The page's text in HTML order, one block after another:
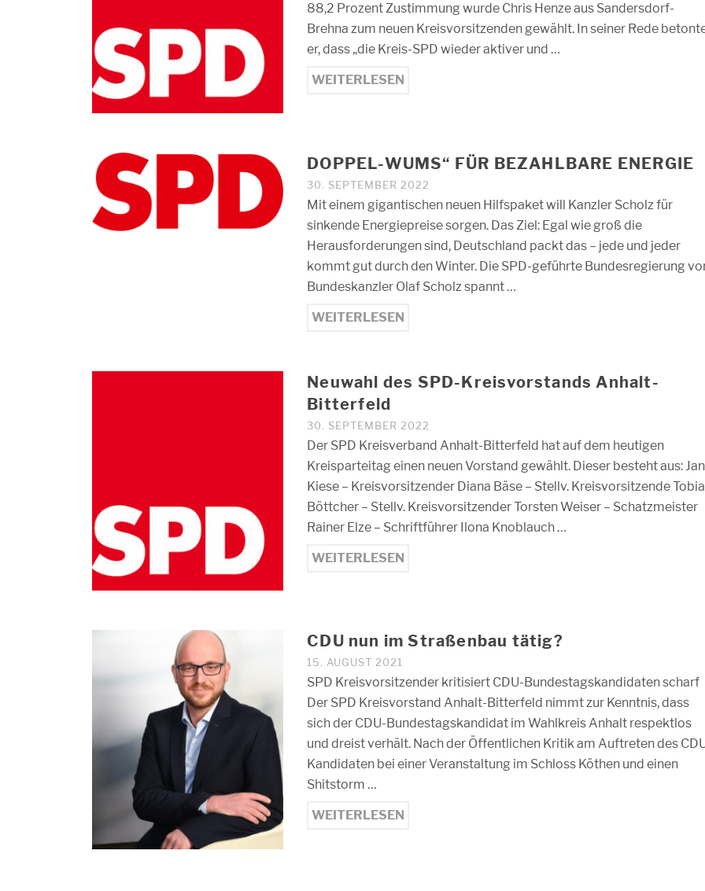
88,2 Prozent Zustimmung wurde Chris Henze aus Sandersdorf-
Brehna zum neuen Kreisvorsitzenden gewählt. In seiner Rede
er, dass „die Kreis-SPD wieder aktiver und …
WEITERLESEN
DOPPEL-WUMS“ FÜR BEZAHLBARE ENERGIE
30. SEPTEMBER 2022
Mit einem gigantischen neuen Hilfspaket will Kanzler Scholz für
sinkende Energiepreise sorgen. Das Ziel: Egal wie groß die
Herausforderungen sind, Deutschland packt das – jede und jeder
kommt gut durch den Winter. Die SPD-geführte Bundesregierung
Bundeskanzler Olaf Scholz spannt …
WEITERLESEN
Neuwahl des SPD-Kreisvorstands Anhalt-
Bitterfeld
30. SEPTEMBER 2022
Der SPD Kreisverband Anhalt-Bitterfeld hat auf dem heutigen
Kreisparteitag einen neuen Vorstand gewählt. Dieser besteht aus: Jan
Kiese – Kreisvorsitzender Diana Bäse – Stellv. Kreisvorsitzende
Böttcher – Stellv. Kreisvorsitzender Torsten Weiser – Schatzmeister
Rainer Elze – Schriftführer Ilona Knoblauch …
WEITERLESEN
CDU nun im Straßenbau tätig?
15. AUGUST 2021
SPD Kreisvorsitzender kritisiert CDU-Bundestagskandidaten scharf
Der SPD Kreisvorstand Anhalt-Bitterfeld nimmt zur Kenntnis, dass
sich der CDU-Bundestagskandidat im Wahlkreis Anhalt respektlos
und dreist verhält. Nach der Öffentlichen Kritik am Auftreten des
Kandidaten bei einer Veranstaltung im Schloss Köthen und einen
Shitstorm …
WEITERLESEN